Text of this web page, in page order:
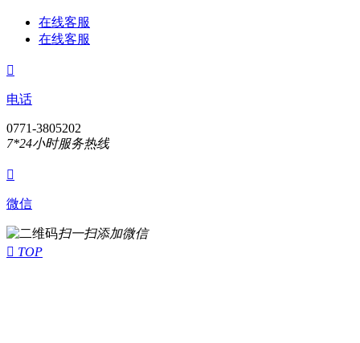
在线客服
在线客服

电话
0771-3805202
7*24小时服务热线

微信
扫一扫添加微信
 TOP